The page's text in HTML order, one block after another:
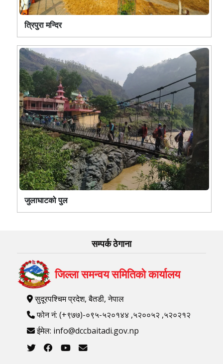
त्रिपुरा मन्दिर
जुलाघाटको पुल
सम्पर्क ठेगाना
जिल्ला समन्वय समितिको कार्यालय
सुदूरपश्चिम प्रदेश, बैतडी, नेपाल
फोन नं: (+९७७)-०९५-५२०१४४ ,५२००५२ ,५२०२१२
ईमेल: info@dccbaitadi.gov.np